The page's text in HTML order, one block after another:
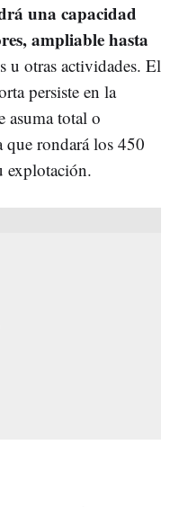
una capacidad
ampliable hasta
u otras actividades. El
persiste en la
asuma total o
que rondará los 450
explotación.